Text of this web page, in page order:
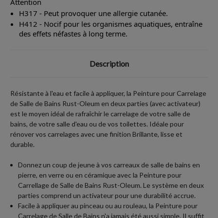
H317 - Peut provoquer une allergie cutanée.
H412 - Nocif pour les organismes aquatiques, entraîne
des effets néfastes à long terme.
Description
Résistante à l'eau et facile à appliquer, la Peinture pour Carrelage
de Salle de Bains Rust-Oleum en deux parties (avec activateur)
est le moyen idéal de rafraîchir le carrelage de votre salle de
bains, de votre salle d'eau ou de vos toilettes. Idéale pour
rénover vos carrelages avec une finition Brillante, lisse et
durable.
Donnez un coup de jeune à vos carreaux de salle de bains en
pierre, en verre ou en céramique avec la Peinture pour
Carrellage de Salle de Bains Rust-Oleum. Le système en deux
parties comprend un activateur pour une durabilité accrue.
Facile à appliquer au pinceau ou au rouleau, la Peinture pour
Carrelage de Salle de Bains n'a jamais été aussi simple. Il suffit